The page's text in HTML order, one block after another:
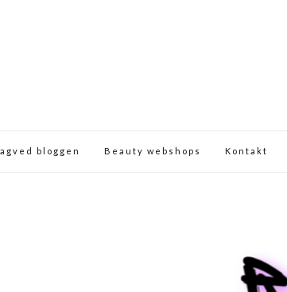
bloggen Beauty webshops Kontakt